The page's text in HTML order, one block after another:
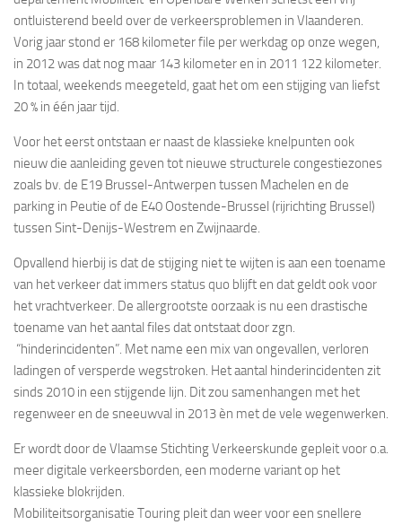
ontluisterend beeld over de verkeersproblemen in Vlaanderen.
Vorig jaar stond er 168 kilometer file per werkdag op onze wegen,
in 2012 was dat nog maar 143 kilometer en in 2011 122 kilometer.
In totaal, weekends meegeteld, gaat het om een stijging van liefst
20 % in één jaar tijd.
Voor het eerst ontstaan er naast de klassieke knelpunten ook
nieuw die aanleiding geven tot nieuwe structurele congestiezones
zoals bv. de E19 Brussel-Antwerpen tussen Machelen en de
parking in Peutie of de E40 Oostende-Brussel (rijrichting Brussel)
tussen Sint-Denijs-Westrem en Zwijnaarde.
Opvallend hierbij is dat de stijging niet te wijten is aan een toename
van het verkeer dat immers status quo blijft en dat geldt ook voor
het vrachtverkeer. De allergrootste oorzaak is nu een drastische
toename van het aantal files dat ontstaat door zgn.
“hinderincidenten”. Met name een mix van ongevallen, verloren
ladingen of versperde wegstroken. Het aantal hinderincidenten zit
sinds 2010 in een stijgende lijn. Dit zou samenhangen met het
regenweer en de sneeuwval in 2013 èn met de vele wegenwerken.
Er wordt door de Vlaamse Stichting Verkeerskunde gepleit voor o.a.
meer digitale verkeersborden, een moderne variant op het
klassieke blokrijden.
Mobiliteitsorganisatie Touring pleit dan weer voor een snellere